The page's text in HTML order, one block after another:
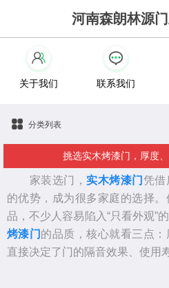
河南森朗林源
关于我们 联系我们
分类列表
挑选实木烤漆门，厚度
家装选门，实木烤漆门 凭借
的优势，成为很多家庭的选择
品，不少人容易陷入“只看外观”
烤漆门 的品质，核心就看三点
直接决定了门的隔音效果、使用